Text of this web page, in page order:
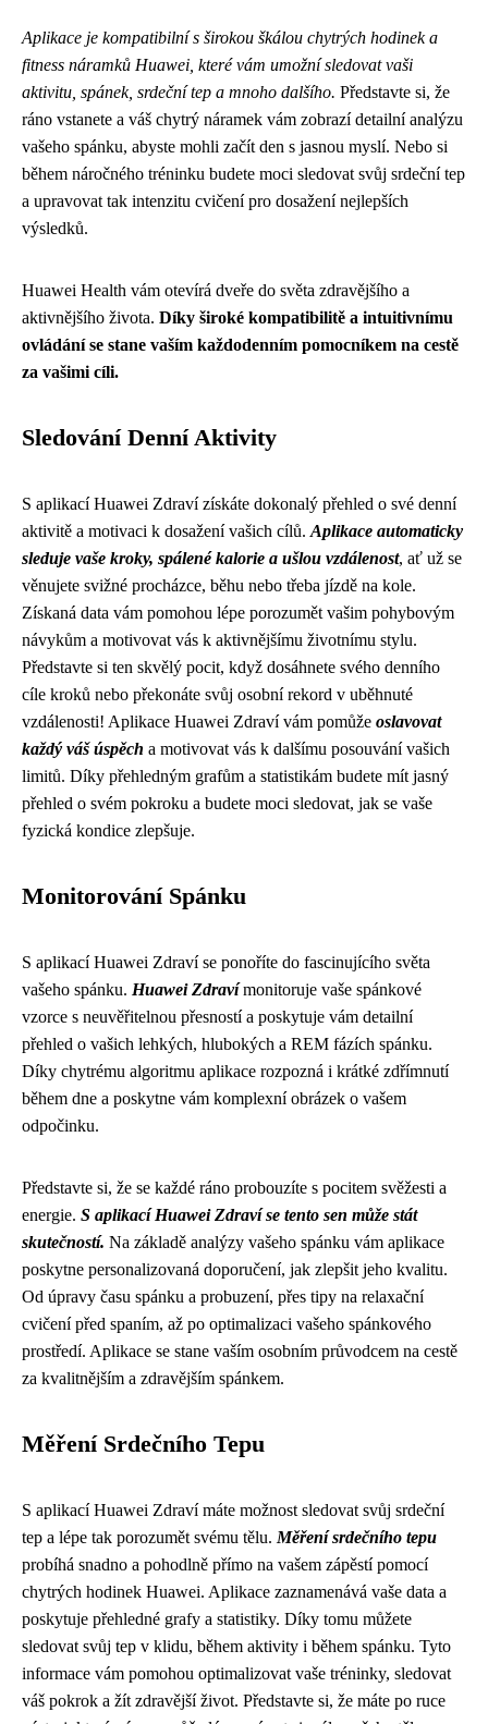
Aplikace je kompatibilní s širokou škálou chytrých hodinek a
fitness náramků Huawei, které vám umožní sledovat vaši
aktivitu, spánek, srdeční tep a mnoho dalšího. Představte si, že
ráno vstanete a váš chytrý náramek vám zobrazí detailní analýzu
vašeho spánku, abyste mohli začít den s jasnou myslí. Nebo si
během náročného tréninku budete moci sledovat svůj srdeční tep
a upravovat tak intenzitu cvičení pro dosažení nejlepších
výsledků.
Huawei Health vám otevírá dveře do světa zdravějšího a
aktivnějšího života. Díky široké kompatibilitě a intuitivnímu
ovládání se stane vaším každodenním pomocníkem na cestě
za vašimi cíli.
Sledování Denní Aktivity
S aplikací Huawei Zdraví získáte dokonalý přehled o své denní
aktivitě a motivaci k dosažení vašich cílů. Aplikace automaticky
sleduje vaše kroky, spálené kalorie a ušlou vzdálenost, ať už se
věnujete svižné procházce, běhu nebo třeba jízdě na kole.
Získaná data vám pomohou lépe porozumět vašim pohybovým
návykům a motivovat vás k aktivnějšímu životnímu stylu.
Představte si ten skvělý pocit, když dosáhnete svého denního
cíle kroků nebo překonáte svůj osobní rekord v uběhnuté
vzdálenosti! Aplikace Huawei Zdraví vám pomůže oslavovat
každý váš úspěch a motivovat vás k dalšímu posouvání vašich
limitů. Díky přehledným grafům a statistikám budete mít jasný
přehled o svém pokroku a budete moci sledovat, jak se vaše
fyzická kondice zlepšuje.
Monitorování Spánku
S aplikací Huawei Zdraví se ponoříte do fascinujícího světa
vašeho spánku. Huawei Zdravímonitoruje vaše spánkové
vzorce s neuvěřitelnou přesností a poskytuje vám detailní
přehled o vašich lehkých, hlubokých a REM fázích spánku.
Díky chytrému algoritmu aplikace rozpozná i krátké zdřímnutí
během dne a poskytne vám komplexní obrázek o vašem
odpočinku.
Představte si, že se každé ráno probouzíte s pocitem svěžesti a
energie. S aplikací Huawei Zdraví se tento sen může stát
skutečností. Na základě analýzy vašeho spánku vám aplikace
poskytne personalizovaná doporučení, jak zlepšit jeho kvalitu.
Od úpravy času spánku a probuzení, přes tipy na relaxační
cvičení před spaním, až po optimalizaci vašeho spánkového
prostředí. Aplikace se stane vaším osobním průvodcem na cestě
za kvalitnějším a zdravějším spánkem.
Měření Srdečního Tepu
S aplikací Huawei Zdraví máte možnost sledovat svůj srdeční
tep a lépe tak porozumět svému tělu. Měření srdečního tepu
probíhá snadno a pohodlně přímo na vašem zápěstí pomocí
chytrých hodinek Huawei. Aplikace zaznamenává vaše data a
poskytuje přehledné grafy a statistiky. Díky tomu můžete
sledovat svůj tep v klidu, během aktivity i během spánku. Tyto
informace vám pomohou optimalizovat vaše tréninky, sledovat
váš pokrok a žít zdravější život. Představte si, že máte po ruce